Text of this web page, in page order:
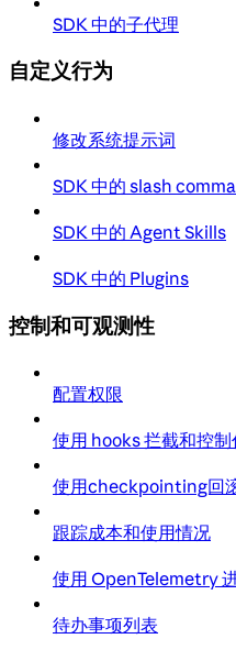
SDK 中的子代理
自定义行为
修改系统提示词
SDK 中的 slash
SDK 中的 Agent Skills
SDK 中的 Plugins
控制和可观测性
配置权限
使用 hooks 拦截和控
使用checkpointing回
跟踪成本和使用情况
使用 OpenTelemetry
待办事项列表